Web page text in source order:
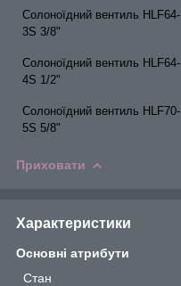
Солоноїдний вентиль HLF64-
3S 3/8"
Солоноїдний вентиль HLF64-
4S 1/2"
Солоноїдний вентиль HLF70-
5S 5/8"
Приховати
Характеристики
Основні атрибути
Стан